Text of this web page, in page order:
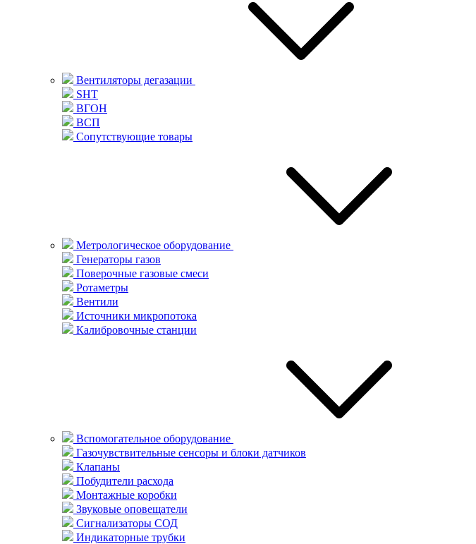
Вентиляторы дегазации
SHT
ВГОН
ВСП
Сопутствующие товары
Метрологическое оборудование
Генераторы газов
Поверочные газовые смеси
Ротаметры
Вентили
Источники микропотока
Калибровочные станции
Вспомогательное оборудование
Газочувствительные сенсоры и блоки датчиков
Клапаны
Побудители расхода
Монтажные коробки
Звуковые оповещатели
Сигнализаторы СОД
Индикаторные трубки